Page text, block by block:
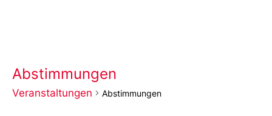
Abstimmungen
Veranstaltungen Abstimmungen